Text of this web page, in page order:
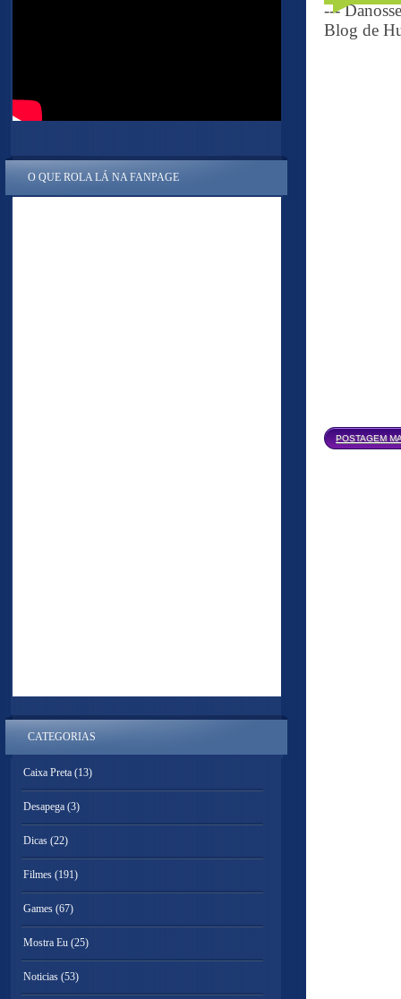
---
Blog de
POSTAGEM
O QUE ROLA LÁ NA FANPAGE
CATEGORIAS
Caixa Preta (13)
Desapega (3)
Dicas (22)
Filmes (191)
Games (67)
Mostra Eu (25)
Noticias (53)